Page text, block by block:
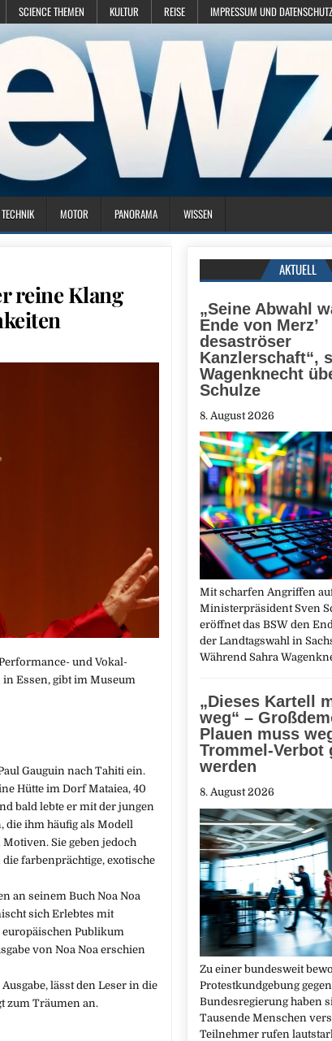
SCIENCE THEMEN KULTUR REISE IMPRESSUM UND DATENSCHUTZ
TECHNIK MOTOR PANORAMA WISSEN
reine Klang
und Vokal-
Essen, gibt im Museum
Gauguin nach Tahiti ein.
Hütte im Dorf Mataiea, 40
bald lebte er mit der jungen
die ihm häufig als Modell
Sie geben jedoch
farbenprächtige, exotische
an seinem Buch Noa Noa
sich Erlebtes mit
europäischen Publikum
von Noa Noa erschien
lässt den Leser in die
zum Träumen an.
AKTUELL
„Seine Abwahl
Ende von Merz’
desaströser
Kanzlerschaft“,
Wagenknecht
Schulze
8. August 2026
Mit scharfen Angriffen
Ministerpräsident Sven
eröffnet das BSW den
der Landtagswahl in
Während Sahra
„Dieses Kartell
weg“ –
Plauen muss
Trommel-Verbot
werden
8. August 2026
Zu einer bundesweit
Protestkundgebung
Bundesregierung haben
Tausende Menschen
Teilnehmer rufen